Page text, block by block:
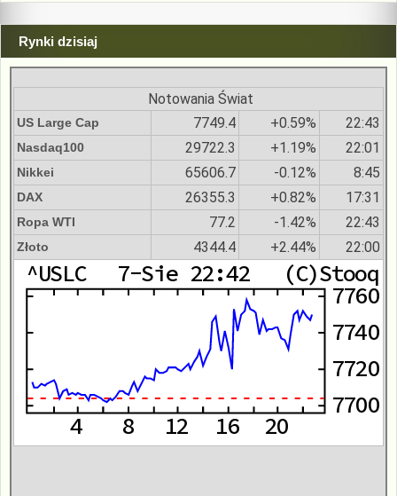
Rynki dzisiaj
Notowania Świat
US Large Cap 7749.4 +0.59% 22:43
Nasdaq100 29722.3 +1.19% 22:01
Nikkei 65606.7 -0.12% 8:45
DAX 26355.3 +0.82% 17:31
Ropa WTI 77.2 -1.42% 22:43
Złoto 4344.4 +2.44% 22:00